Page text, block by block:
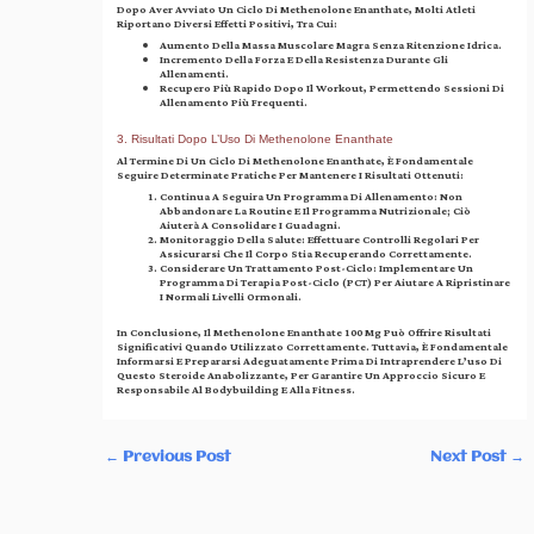
Dopo Aver Avviato Un Ciclo Di Methenolone Enanthate, Molti Atleti
Riportano Diversi Effetti Positivi, Tra Cui:
Aumento Della Massa Muscolare Magra Senza Ritenzione Idrica.
Incremento Della Forza E Della Resistenza Durante Gli
Allenamenti.
Recupero Più Rapido Dopo Il Workout, Permettendo Sessioni Di
Allenamento Più Frequenti.
3. Risultati Dopo L’Uso Di Methenolone Enanthate
Al Termine Di Un Ciclo Di Methenolone Enanthate, È Fondamentale
Seguire Determinate Pratiche Per Mantenere I Risultati Ottenuti:
Continua A Seguira Un Programma Di Allenamento:Non
Abbandonare La Routine E Il Programma Nutrizionale; Ciò
Aiuterà A Consolidare I Guadagni.
Monitoraggio Della Salute:Effettuare Controlli Regolari Per
Assicurarsi Che Il Corpo Stia Recuperando Correttamente.
Considerare Un Trattamento Post-Ciclo:Implementare Un
Programma Di Terapia Post-Ciclo (PCT) Per Aiutare A Ripristinare
I Normali Livelli Ormonali.
In Conclusione, Il Methenolone Enanthate 100 Mg Può Offrire Risultati
Significativi Quando Utilizzato Correttamente. Tuttavia, È Fondamentale
Informarsi E Prepararsi Adeguatamente Prima Di Intraprendere L’uso Di
Questo Steroide Anabolizzante, Per Garantire Un Approccio Sicuro E
Responsabile Al Bodybuilding E Alla Fitness.
← Previous Post Next Post →